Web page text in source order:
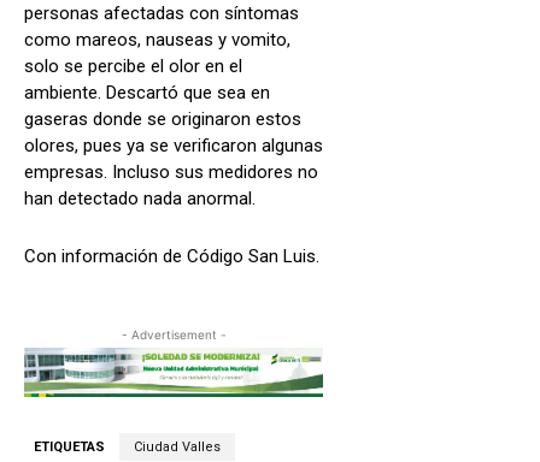
personas afectadas con síntomas
como mareos, nauseas y vomito,
solo se percibe el olor en el
ambiente. Descartó que sea en
gaseras donde se originaron estos
olores, pues ya se verificaron algunas
empresas. Incluso sus medidores no
han detectado nada anormal.
Con información de Código San Luis.
- Advertisement -
ETIQUETAS Ciudad Valles